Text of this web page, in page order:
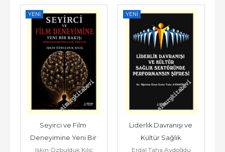
YENI
Seyirci ve Film
Deneyimine Yeni Bir
Bakış:
Işkın Özbulduk Kılıç
YENI
Liderlik Davranışı ve
Kültür Sağlık
Sektöründe
Erdal Taha Aydoğdu